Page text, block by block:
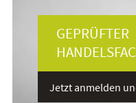
GEPRÜFTER
Jetzt anmelden